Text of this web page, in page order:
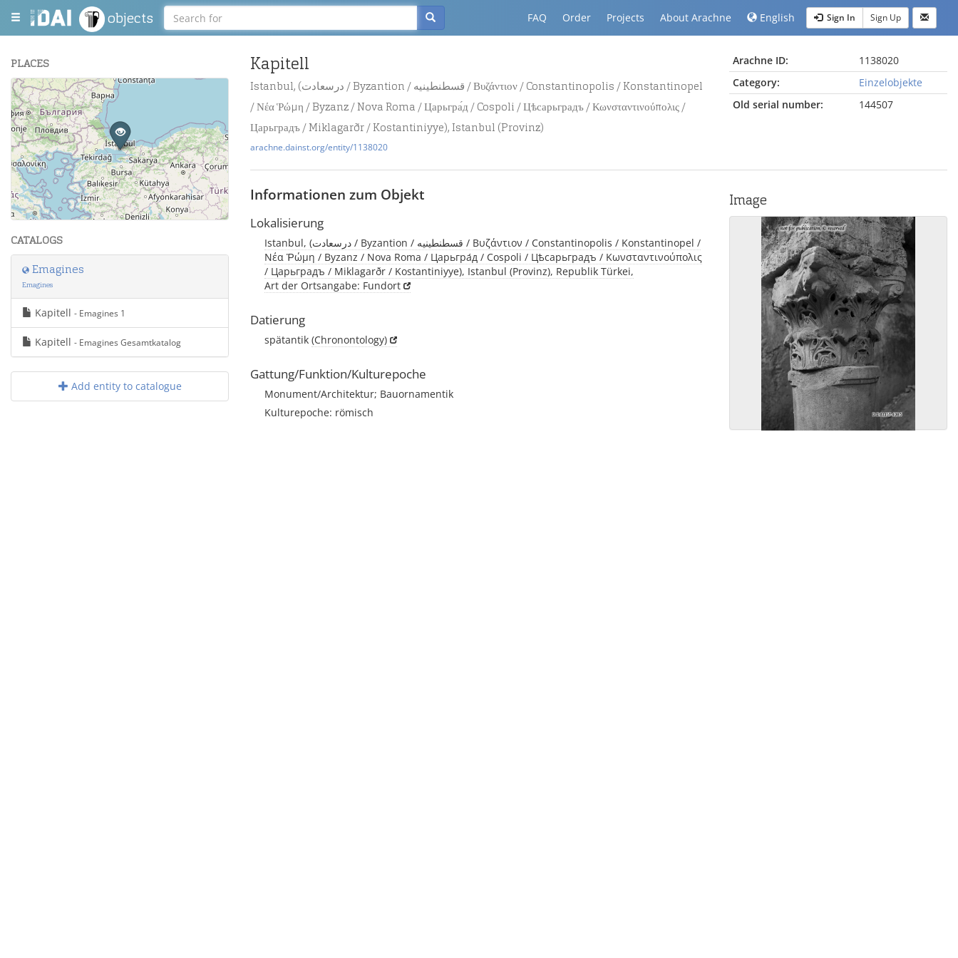
objects FAQ Order Projects About Arachne English Sign In Sign Up
PLACES
+
−
Leaflet| Maps and Data ©OpenStreetMap.
CATALOGS
Emagines
Emagines
Kapitell - Emagines 1
Kapitell - Emagines Gesamtkatalog
Add entity to catalogue
Kapitell
Istanbul, (درسعادت / Byzantion / قسطنطينيه / Βυζάντιον / Constantinopolis / Konstantinopel
/ Νέα Ῥώμη / Byzanz / Nova Roma / Царьгра́д / Cospoli / Цѣсарьградъ / Κωνσταντινούπολις /
Царьградъ / Miklagarðr / Kostantiniyye), Istanbul (Provinz)
arachne.dainst.org/entity/1138020
Arachne ID:
1138020
Category:
Einzelobjekte
Old serial number:
144507
Informationen zum Objekt
Lokalisierung
Istanbul, (درسعادت / Byzantion / قسطنطينيه / Βυζάντιον / Constantinopolis / Konstantinopel /
Νέα Ῥώμη / Byzanz / Nova Roma / Царьгра́д / Cospoli / Цѣсарьградъ / Κωνσταντινούπολις
/ Царьградъ / Miklagarðr / Kostantiniyye), Istanbul (Provinz), Republik Türkei,
Art der Ortsangabe: Fundort
Datierung
spätantik (Chronontology)
Gattung/Funktion/Kulturepoche
Monument/Architektur; Bauornamentik
Kulturepoche: römisch
Image